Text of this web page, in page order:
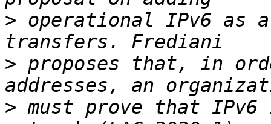
> operational IPv6 as
> proposes that, in
> must prove that